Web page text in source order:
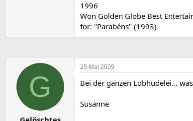
1996
Won Golden Globe Best
for: "Parabéns" (1993)
G
25 Mai 2009
Bei der ganzen Lobhudelei...
Susanne